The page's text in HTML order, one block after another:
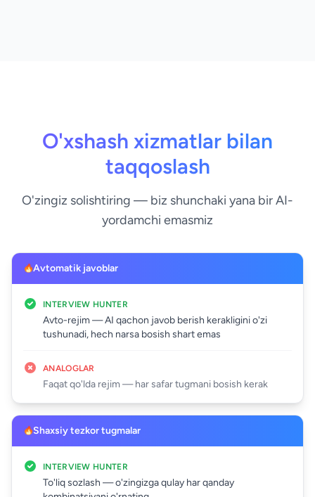
O'xshash xizmatlar bilan
taqqoslash
O'zingiz solishtiring — biz shunchaki yana bir AI-
yordamchi emasmiz
Avtomatik javoblar
INTERVIEW HUNTER
Avto-rejim — AI qachon javob berish kerakligini o'zi
tushunadi, hech narsa bosish shart emas
ANALOGLAR
Faqat qo'lda rejim — har safar tugmani bosish kerak
Shaxsiy tezkor tugmalar
INTERVIEW HUNTER
To'liq sozlash — o'zingizga qulay har qanday